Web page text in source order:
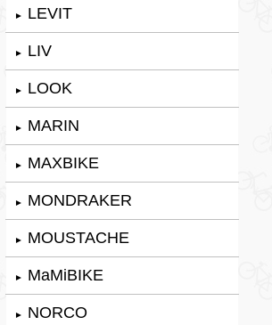
► LEVIT
► LIV
► LOOK
► MARIN
► MAXBIKE
► MONDRAKER
► MOUSTACHE
► MaMiBIKE
► NORCO